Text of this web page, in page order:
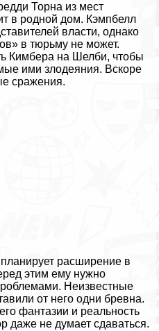
Торна из мест
в родной дом. Кэмпбелл
власти, однако
в тюрьму не может.
Кимбера на Шелби, чтобы
ими злодеяния. Вскоре
сражения.
расширение в
этим ему нужно
Неизвестные
от него одни бревна.
фантазии и реальность
даже не думает сдаваться.